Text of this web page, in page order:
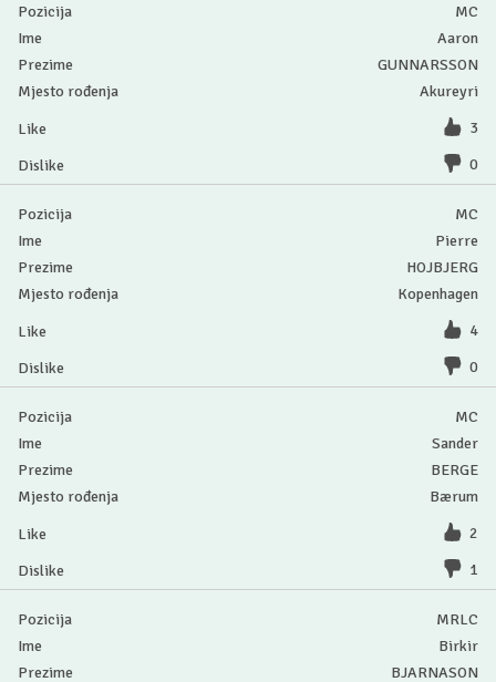
MC
Aaron
GUNNARSSON
Akureyri
3
0
MC
Pierre
HOJBJERG
Kopenhagen
4
0
MC
Sander
BERGE
Bærum
2
1
MRLC
Birkir
BJARNASON